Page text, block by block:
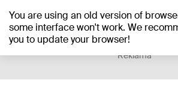
You are using an old version of
some interface won't work. We
you to update your browser!
+26°C
Reklāma